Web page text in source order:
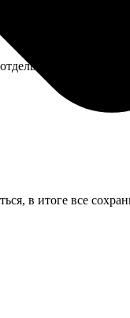
своего
в итоге все